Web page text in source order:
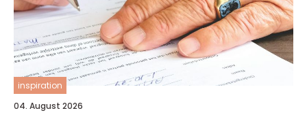
inspiration
04. August 2026